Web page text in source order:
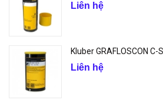
Liên hệ
Kluber GRAFLOSCON C-
Liên hệ